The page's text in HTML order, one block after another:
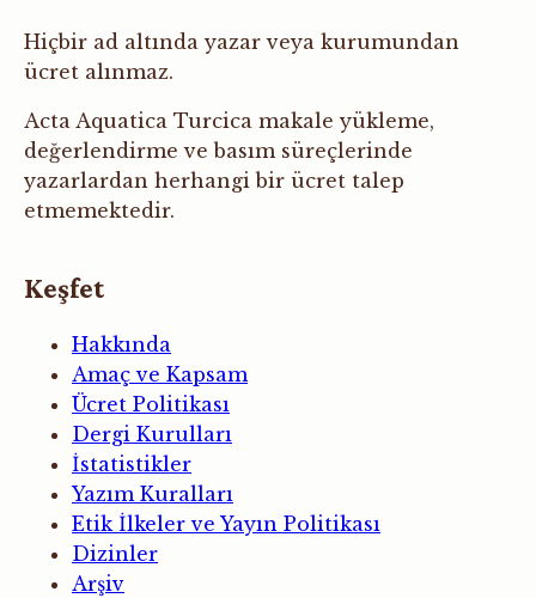
Hiçbir ad altında yazar veya kurumundan
ücret alınmaz.
Acta Aquatica Turcica makale yükleme,
değerlendirme ve basım süreçlerinde
yazarlardan herhangi bir ücret talep
etmemektedir.
Keşfet
Hakkında
Amaç ve Kapsam
Ücret Politikası
Dergi Kurulları
İstatistikler
Yazım Kuralları
Etik İlkeler ve Yayın Politikası
Dizinler
Arşiv